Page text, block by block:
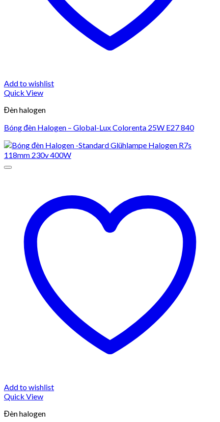
Add to wishlist
Quick View
Đèn halogen
Bóng đèn Halogen – Global-Lux Colorenta 25W E27 840
Add to wishlist
Quick View
Đèn halogen